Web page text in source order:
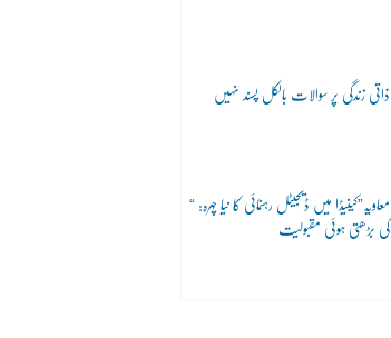
ذاتی زندگی پر سوالات بالکل پسند نہیں
“معاویہ”کینیڈا میں ڈیجیٹل رہنمائی کا نیا چہرہ:
کی بڑھتی ہوئی مقبولیت